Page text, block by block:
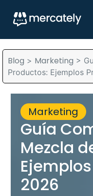
Blog > Marketing >
Productos: Ejemplos
Marketing
Guía
Mezcla
2026